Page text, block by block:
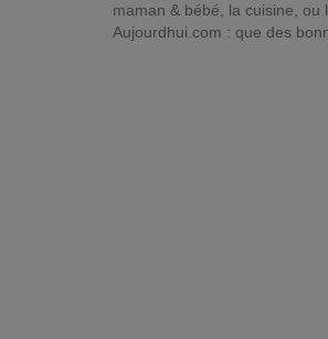
maman & bébé, la cuisine, ou
Aujourdhui.com : que des